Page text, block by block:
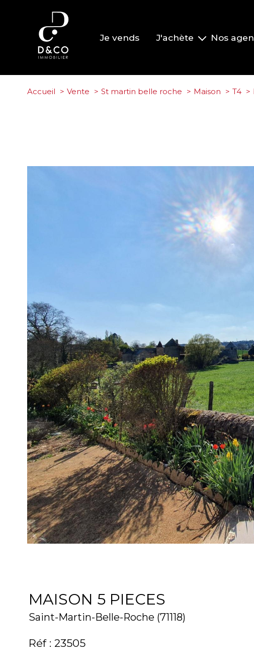
Je vends J'achète Nos
Accueil Vente St martin belle roche Maison T4
MAISON 5 PIECES
Saint-Martin-Belle-Roche (71118)
Réf : 23505